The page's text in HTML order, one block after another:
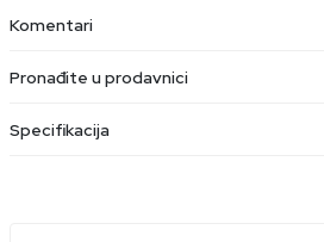
Komentari
Pronađite u prodavnici
Specifikacija